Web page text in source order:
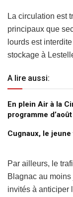
La circulation est
principaux que
lourds est
stockage à
A lire aussi:
En plein Air à la
programme d’août
Cugnaux, le
Par ailleurs, le
Blagnac au
invités à anticiper